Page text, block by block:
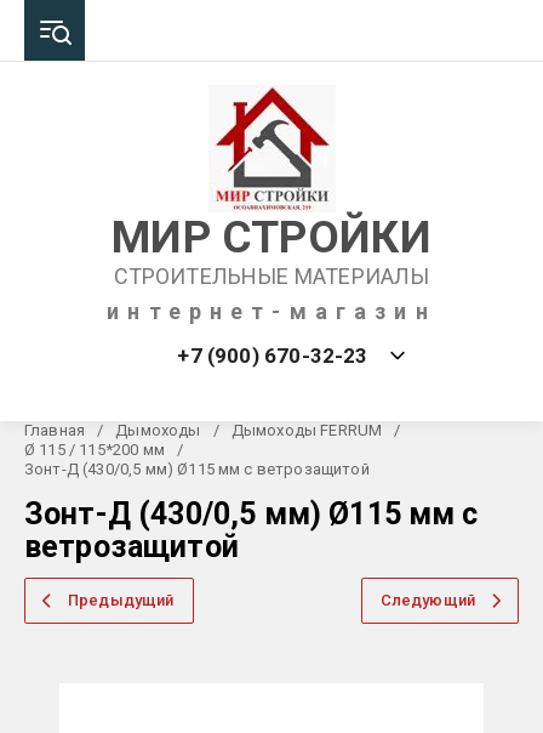
МИР СТРОЙКИ
СТРОИТЕЛЬНЫЕ МАТЕРИАЛЫ
интернет-магазин
+7 (900) 670-32-23
Главная / Дымоходы / Дымоходы FERRUM
/
Ø 115 / 115*200 мм
/
Зонт-Д (430/0,5 мм) Ø115 мм с ветрозащитой
Зонт-Д (430/0,5 мм) Ø115 мм с
ветрозащитой
Предыдущий Следующий